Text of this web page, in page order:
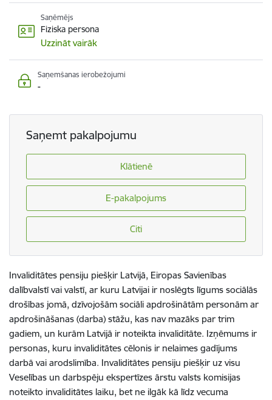
Saņēmējs
Fiziska persona
Uzzināt vairāk
Saņemšanas ierobežojumi
-
Saņemt pakalpojumu
Klātienē
E-pakalpojums
Citi
Invaliditātes pensiju piešķir Latvijā, Eiropas Savienības
dalībvalstī vai valstī, ar kuru Latvijai ir noslēgts līgums sociālās
drošības jomā, dzīvojošām sociāli apdrošinātām personām ar
apdrošināšanas (darba) stāžu, kas nav mazāks par trim
gadiem, un kurām Latvijā ir noteikta invaliditāte. Izņēmums ir
personas, kuru invaliditātes cēlonis ir nelaimes gadījums
darbā vai arodslimība. Invaliditātes pensiju piešķir uz visu
Veselības un darbspēju ekspertīzes ārstu valsts komisijas
noteikto invaliditātes laiku, bet ne ilgāk kā līdz vecuma